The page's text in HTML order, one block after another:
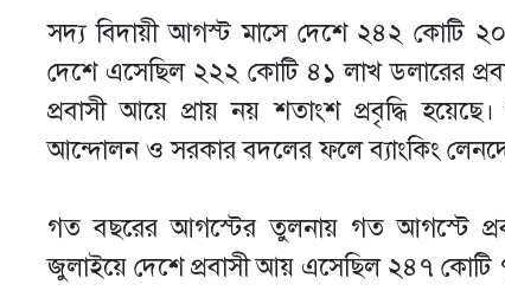
সদ্য বিদায়ী আগস্ট মাসে দেশে ২৪২ কোটি
দেশে এসেছিল ২২২ কোটি ৪১ লাখ ডলারের
প্রবাসী আয়ে প্রায় নয় শতাংশ প্রবৃদ্ধি
আন্দোলন ও সরকার বদলের ফলে ব্যাংকিং
গত বছরের আগস্টের তুলনায় গত আগস্টে
জুলাইয়ে দেশে প্রবাসী আয় এসেছিল ২৪৭ কোটি